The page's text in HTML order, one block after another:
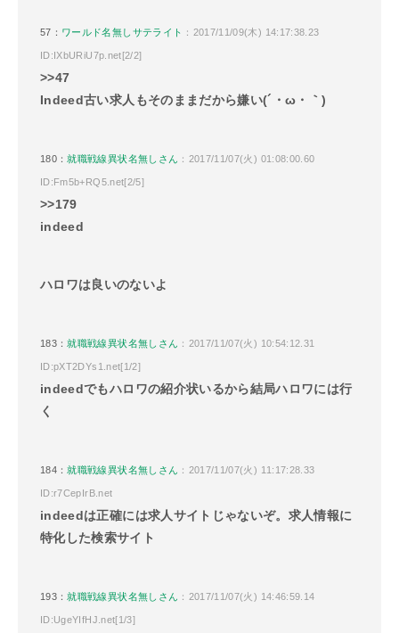
57： ワールド名無しサテライト ：2017/11/09(木) 14:17:38.23
ID:IXbURiU7p.net[2/2]
>>47
Indeed古い求人もそのままだから嫌い(´・ω・｀)
180：就職戦線異状名無しさん ：2017/11/07(火) 01:08:00.60
ID:Fm5b+RQ5.net[2/5]
>>179
indeed
ハロワは良いのないよ
183：就職戦線異状名無しさん ：2017/11/07(火) 10:54:12.31
ID:pXT2DYs1.net[1/2]
indeedでもハロワの紹介状いるから結局ハロワには行
く
184：就職戦線異状名無しさん ：2017/11/07(火) 11:17:28.33
ID:r7CepIrB.net
indeedは正確には求人サイトじゃないぞ。求人情報に
特化した検索サイト
193：就職戦線異状名無しさん ：2017/11/07(火) 14:46:59.14
ID:UgeYIfHJ.net[1/3]